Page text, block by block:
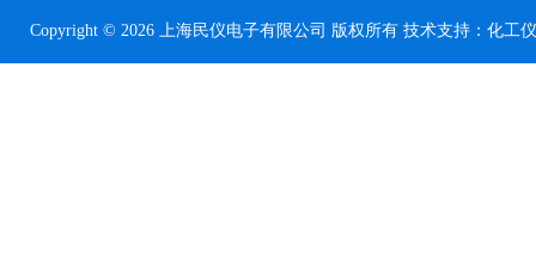
Copyright © 2026 上海民仪电子有限公司 版权所有 技术支持： 化工